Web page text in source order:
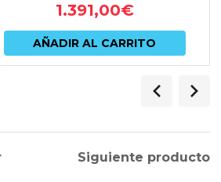
1.391,00€
AÑADIR AL CARRITO
Siguiente producto